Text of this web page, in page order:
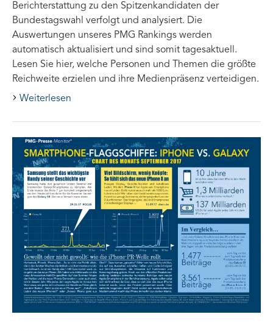
Berichterstattung zu den Spitzenkandidaten der
Bundestagswahl verfolgt und analysiert. Die
Auswertungen unseres PMG Rankings werden
automatisch aktualisiert und sind somit tagesaktuell.
Lesen Sie hier, welche Personen und Themen die größte
Reichweite erzielen und ihre Medienpräsenz verteidigen.
Weiterlesen